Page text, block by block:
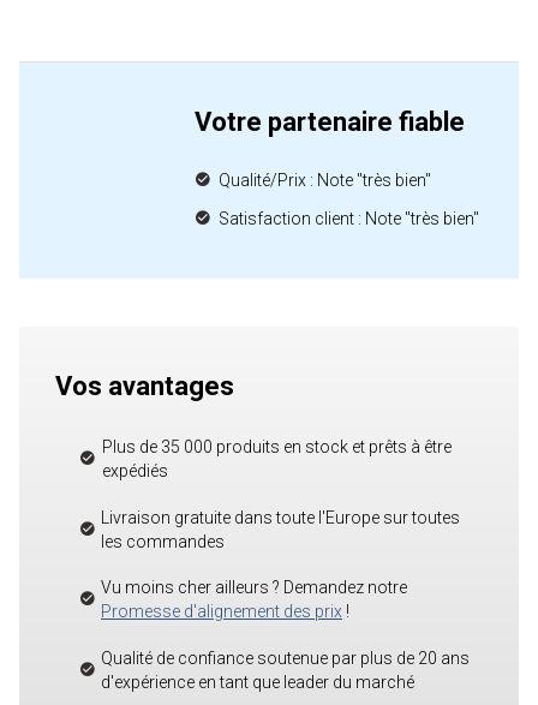
Votre partenaire fiable
Qualité/Prix : Note "très bien"
Satisfaction client : Note "très bien"
Vos avantages
Plus de 35 000 produits en stock et prêts à être
expédiés
Livraison gratuite dans toute l'Europe sur toutes
les commandes
Vu moins cher ailleurs ? Demandez notre
Promesse d'alignement des prix !
Qualité de confiance soutenue par plus de 20 ans
d'expérience en tant que leader du marché